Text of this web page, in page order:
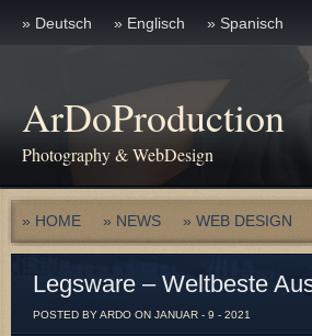
» Deutsch » Englisch » Spanisch
ArDoProduction
Photography & WebDesign
» HOME » NEWS » WEB DESIGN
Legsware – Weltbeste
POSTED BY ARDO ON JANUAR - 9 - 2021